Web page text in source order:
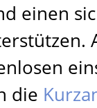
einen
die